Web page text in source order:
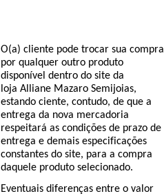
O(a) cliente pode trocar sua compra
por qualquer outro produto
disponível dentro do site da
loja Alliane Mazaro Semijoias,
estando ciente, contudo, de que a
entrega da nova mercadoria
respeitará as condições de prazo de
entrega e demais especificações
constantes do site, para a compra
daquele produto selecionado.
Eventuais diferenças entre o valor